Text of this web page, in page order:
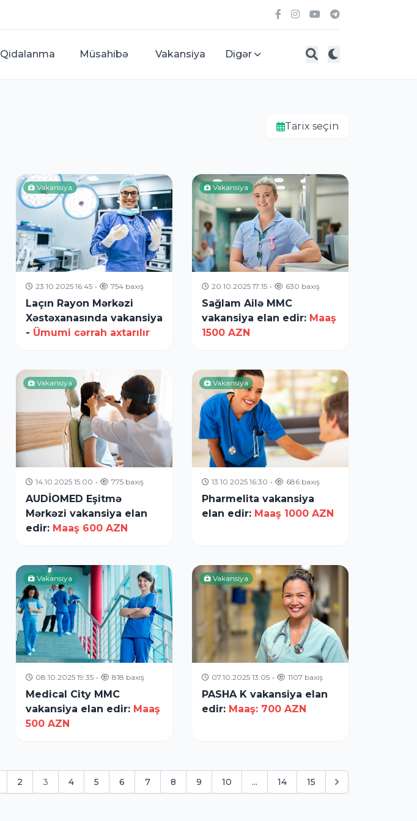
Qidalanma Müsahibə Vakansiya Digər
Tarix seçin
Vakansiya
23.10.2025 16:45 • 754 baxış
Laçın Rayon Mərkəzi
Xəstəxanasında vakansiya
- Ümumi cərrah axtarılır
Vakansiya
20.10.2025 17:15 • 630 baxış
Sağlam Ailə MMC
vakansiya elan edir: Maaş
1500 AZN
Vakansiya
14.10.2025 15:00 • 775 baxış
AUDİOMED Eşitmə
Mərkəzi vakansiya elan
edir: Maaş 600 AZN
Vakansiya
13.10.2025 16:30 • 686 baxış
Pharmelita vakansiya
elan edir: Maaş 1000 AZN
Vakansiya
08.10.2025 19:35 • 818 baxış
Medical City MMC
vakansiya elan edir: Maaş
500 AZN
Vakansiya
07.10.2025 13:05 • 1107 baxış
PASHA K vakansiya elan
edir: Maaş: 700 AZN
2 3 4 5 6 7 8 9 10 ... 14 15